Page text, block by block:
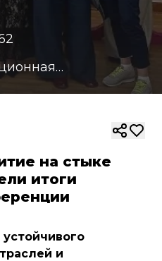
на стыке
итоги
и